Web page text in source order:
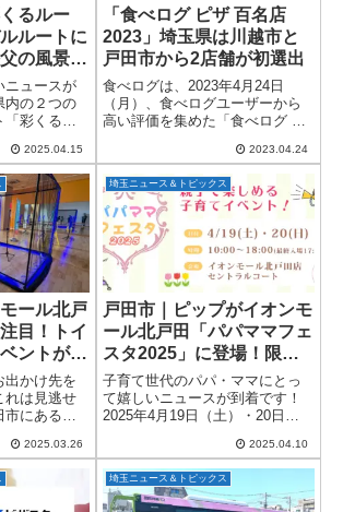
るルー
ルートに
の風景を
う
ニュースが
内の２つの
彩くるル
トに埼玉県
した。これ
観光がさ
間...
2025.04.15
「食べログ ピザ 百名店
2023」埼玉県は川越市と
戸田市から2店舗が初選出
食べログは、2023年4月24日
（月）、食べログユーザーから
高い評価を集めた「食べログ ピ
た。「食べログ ピザ 百名店
店」はジャンルごとに高い評価
を...
2023.04.24
ール北戸
目！トイ
ントが3
！
出かけ先を
れは見逃せ
にあるイ
日）の2日
で大人気
イベン
2025.03.26
埼玉ニュース＆トピックス
戸田市｜ピップがイオンモ
ール北戸田「パパママフェ
スタ2025」に登場！限定
試供品＆お得なクーポンも
♪
子育て世代のパパ・ママにとっ
て嬉しいニュースが到着です！
2025年4月19日（土）・20日
あるイオンモール北戸田で開催
される「パパママフェスタ
2025」に、健康と快適な暮らし
をサポートす...
2025.04.10
埼玉ニュース＆トピックス